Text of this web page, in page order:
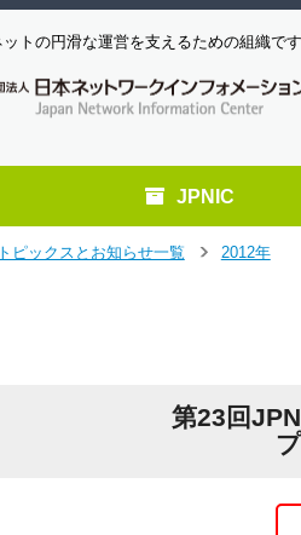
トの円滑な運営を支えるための組織です
JPNIC
トピックスとお知らせ一覧
2012年
第23回